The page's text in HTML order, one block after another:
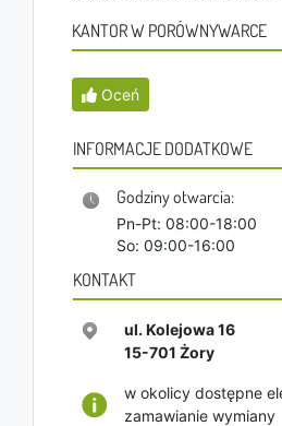
KANTOR W PORÓWNYWARCE
Oceń
INFORMACJE DODATKOWE
Godziny otwarcia:
Pn-Pt: 08:00-18:00
So: 09:00-16:00
KONTAKT
ul. Kolejowa 16
15-701 Żory
w okolicy dostępne
zamawianie wymiany